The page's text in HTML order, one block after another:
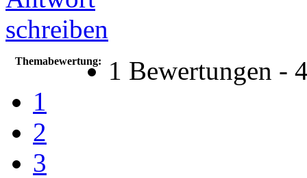
Themabewertung:
1 Bewertungen -
1
2
3